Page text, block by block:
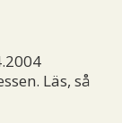
Läs, så